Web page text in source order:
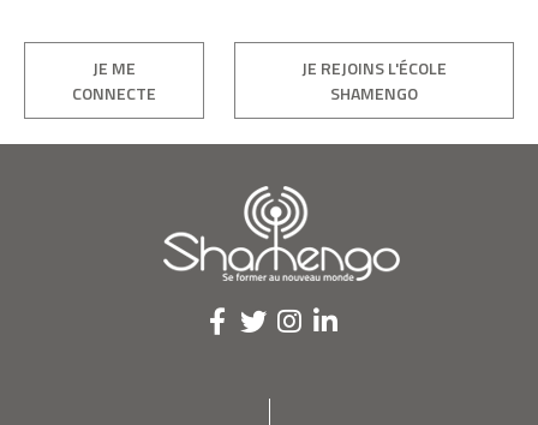
JE ME
CONNECTE
JE REJOINS L'ÉCOLE
SHAMENGO